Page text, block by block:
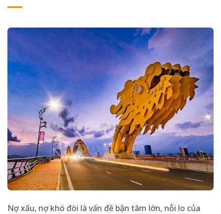
Nợ xấu, nợ khó đòi là vấn đề bận tâm lớn, nỗi lo của